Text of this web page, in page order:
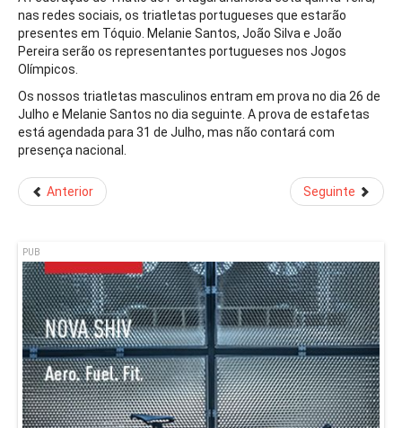
nas redes sociais, os triatletas portugueses que estarão
presentes em Tóquio. Melanie Santos, João Silva e João
Pereira serão os representantes portugueses nos Jogos
Olímpicos.
Os nossos triatletas masculinos entram em prova no dia 26 de
Julho e Melanie Santos no dia seguinte. A prova de estafetas
está agendada para 31 de Julho, mas não contará com
presença nacional.
Anterior Seguinte
PUB